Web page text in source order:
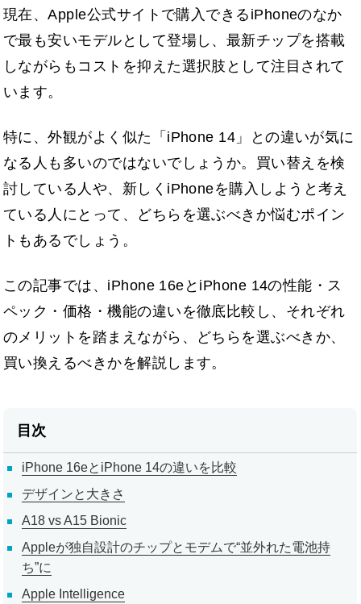
現在、Apple公式サイトで購入できるiPhoneのなか
で最も安いモデルとして登場し、最新チップを搭載
しながらもコストを抑えた選択肢として注目されて
います。
特に、外観がよく似た「iPhone 14」との違いが気に
なる人も多いのではないでしょうか。買い替えを検
討している人や、新しくiPhoneを購入しようと考え
ている人にとって、どちらを選ぶべきか悩むポイン
トもあるでしょう。
この記事では、iPhone 16eとiPhone 14の性能・ス
ペック・価格・機能の違いを徹底比較し、それぞれ
のメリットを踏まえながら、どちらを選ぶべきか、
買い換えるべきかを解説します。
目次
iPhone 16eとiPhone 14の違いを比較
デザインと大きさ
A18 vs A15 Bionic
Appleが独自設計のチップとモデムで“並外れた電池持
ち”に
Apple Intelligence